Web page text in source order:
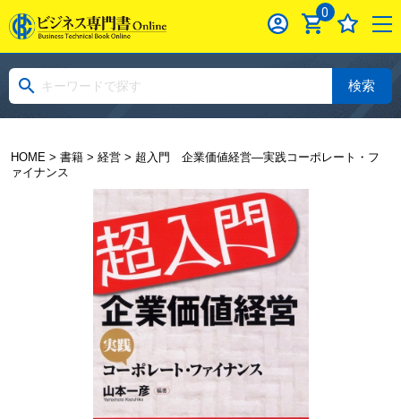
0
検索
HOME> 書籍> 経営> 超入門 企業価値経営―実践コーポレート・フ
ァイナンス